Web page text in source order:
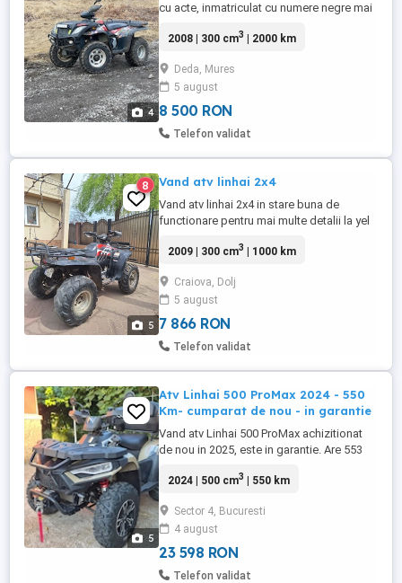
4
cu acte, inmatriculat cu numere negre mai
2008 | 300 cm3 | 2000 km
Deda, Mures
5 august
8 500 RON
Telefon validat
5
8 Vand atv linhai 2x4
Vand atv linhai 2x4 in stare buna de
functionare pentru mai multe detalii la yel
2009 | 300 cm3 | 1000 km
Craiova, Dolj
5 august
7 866 RON
Telefon validat
5
Atv Linhai 500 ProMax 2024 - 550
Km- cumparat de nou - in garantie
Vand atv Linhai 500 ProMax achizitionat
de nou in 2025, este in garantie. Are 553
facut exact cum recomanda producatorul
reprezentanta la 200 km (detin factura).
Ulei motor, grupuri + gresare articulatie. A
fost ...
2024 | 500 cm3 | 550 km
Sector 4, Bucuresti
4 august
23 598 RON
Telefon validat